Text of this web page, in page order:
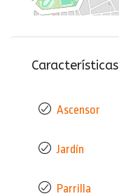
Características
Ascensor
Jardín
Parrilla